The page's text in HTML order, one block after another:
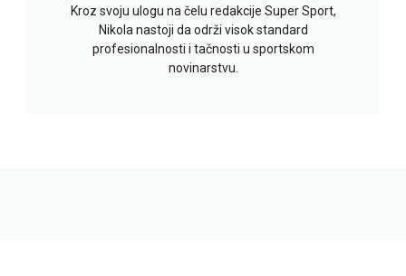
Kroz svoju ulogu na čelu redakcije Super Sport,
Nikola nastoji da održi visok standard
profesionalnosti i tačnosti u sportskom
novinarstvu.